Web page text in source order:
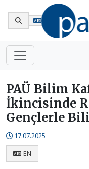
PAÜ Bilim
İkincisinde
Gençlerle
17.07.2025
EN